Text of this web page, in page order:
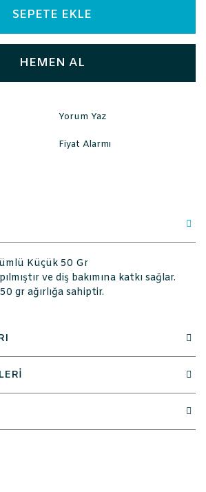
SEPETE EKLE
HEMEN AL
Yorum Yaz
Fiyat Alarmı
Küçük 50 Gr
ve diş bakımına katkı sağlar.
gr ağırlığa sahiptir.